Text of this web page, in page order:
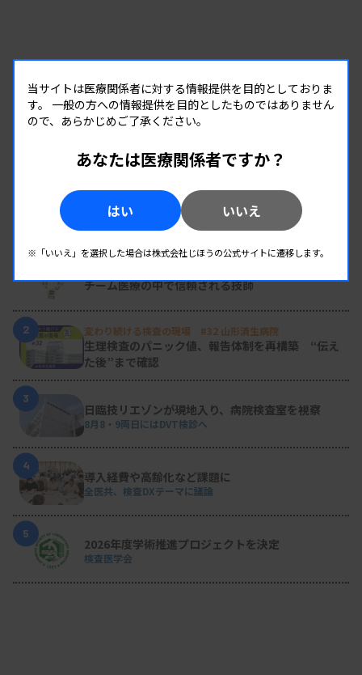
RANKING
チーム医療の中で信頼される技師
2 変わり続ける検査の現場 #32 山形済生病院
生理検査のパニック値、報告体制を再構築 “伝え
た後”まで確認
3
日臨技リエゾンが現地入り、病院検査室を視察
8月8・9両日にはDVT検診へ
4
導入経費や高齢化など課題に
全医共、検査DXテーマに議論
5
2026年度学術推進プロジェクトを決定
検査医学会
当サイトは医療関係者に対する情報提供を目的としておりま
す。 一般の方への情報提供を目的としたものではありません
ので、あらかじめご了承ください。
あなたは医療関係者ですか？
はい いいえ
※「いいえ」を選択した場合は株式会社じほうの公式サイトに遷移します。